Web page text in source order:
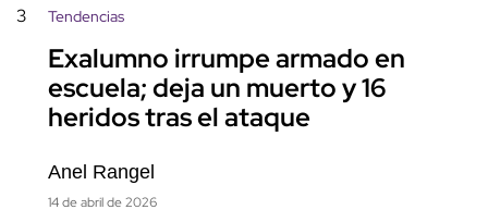
3 Tendencias
Exalumno irrumpe armado en
escuela; deja un muerto y 16
heridos tras el ataque
Anel Rangel
14 de abril de 2026